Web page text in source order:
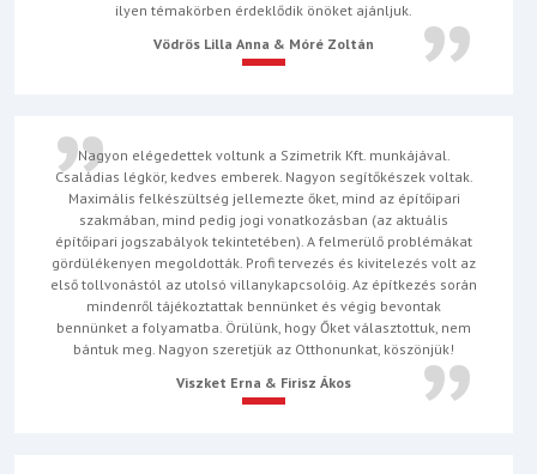
ilyen témakörben érdeklődik önöket ajánljuk.
Vödrös Lilla Anna & Móré Zoltán
Nagyon elégedettek voltunk a Szimetrik Kft. munkájával.
Családias légkör, kedves emberek. Nagyon segítőkészek voltak.
Maximális felkészültség jellemezte őket, mind az építőipari
szakmában, mind pedig jogi vonatkozásban (az aktuális
építőipari jogszabályok tekintetében). A felmerülő problémákat
gördülékenyen megoldották. Profi tervezés és kivitelezés volt az
első tollvonástól az utolsó villanykapcsolóig. Az építkezés során
mindenről tájékoztattak bennünket és végig bevontak
bennünket a folyamatba. Örülünk, hogy Őket választottuk, nem
bántuk meg. Nagyon szeretjük az Otthonunkat, köszönjük!
Viszket Erna & Firisz Ákos